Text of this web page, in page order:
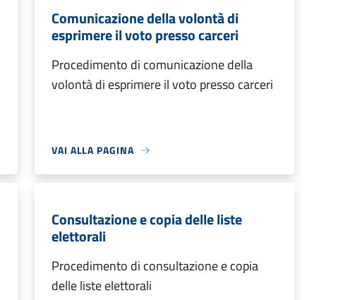
Comunicazione della volontà di
esprimere il voto presso carceri
Procedimento di comunicazione della
volontà di esprimere il voto presso carceri
VAI ALLA PAGINA
Consultazione e copia delle liste
elettorali
Procedimento di consultazione e copia
delle liste elettorali